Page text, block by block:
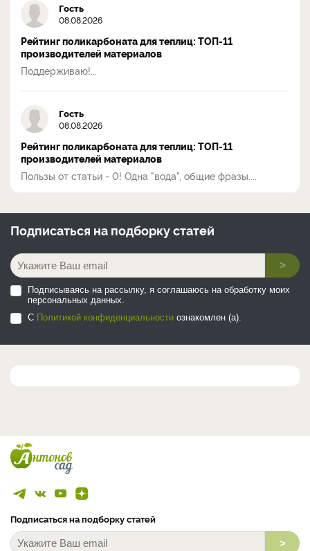
Гость
08.08.2026
Рейтинг поликарбоната для теплиц: ТОП-11
производителей материалов
Поддерживаю!...
Гость
08.08.2026
Рейтинг поликарбоната для теплиц: ТОП-11
производителей материалов
Пользы от статьи - 0! Одна "вода", общие фразы....
Подписаться на подборку статей
>
Подписываясь на рассылку, я соглашаюсь на обработку моих
персональных данных.
С Политикой конфиденциальности ознакомлен (а).
Подписаться на подборку статей
>